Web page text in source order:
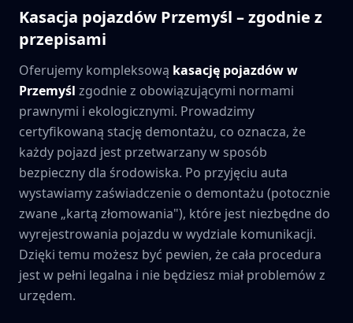
Kasacja pojazdów Przemyśl – zgodnie z
przepisami
Oferujemy kompleksową kasację pojazdów w
Przemyśl zgodnie z obowiązującymi normami
prawnymi i ekologicznymi. Prowadzimy
certyfikowaną stację demontażu, co oznacza, że
każdy pojazd jest przetwarzany w sposób
bezpieczny dla środowiska. Po przyjęciu auta
wystawiamy zaświadczenie o demontażu (potocznie
zwane „kartą złomowania"), które jest niezbędne do
wyrejestrowania pojazdu w wydziale komunikacji.
Dzięki temu możesz być pewien, że cała procedura
jest w pełni legalna i nie będziesz miał problemów z
urzędem.